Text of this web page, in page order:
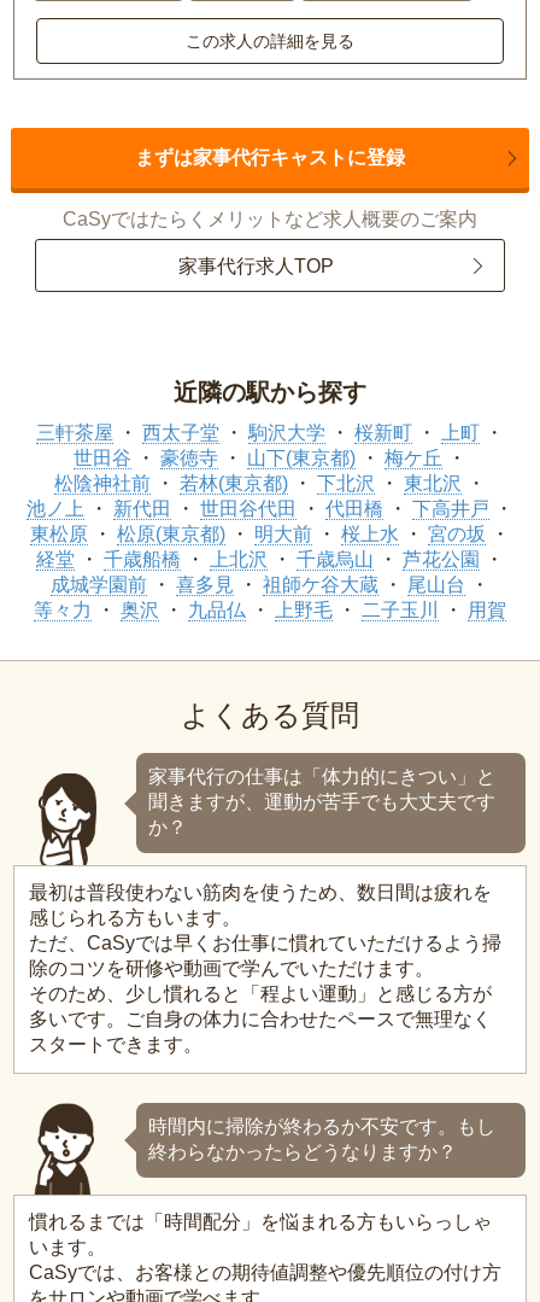
この求人の詳細を見る
まずは家事代行キャストに登録
CaSyではたらくメリットなど求人概要のご案内
家事代行求人TOP
近隣の駅から探す
三軒茶屋 西太子堂 駒沢大学 桜新町
上町
世田谷
豪徳寺 山下(東京都)
梅ケ丘
松陰神社前
若林(東京都) 下北沢
東北沢
池ノ上
新代田 世田谷代田 代田橋
下高井戸
東松原
松原(東京都) 明大前 桜上水
宮の坂
経堂
千歳船橋 上北沢 千歳烏山
芦花公園
成城学園前
喜多見 祖師ケ谷大蔵
尾山台
等々力
奥沢 九品仏 上野毛 二子玉川 用賀
よくある質問
家事代行の仕事は「体力的にきつい」と
聞きますが、運動が苦手でも大丈夫です
か？
最初は普段使わない筋肉を使うため、数日間は疲れを
感じられる方もいます。
ただ、CaSyでは早くお仕事に慣れていただけるよう掃
除のコツを研修や動画で学んでいただけます。
そのため、少し慣れると「程よい運動」と感じる方が
多いです。ご自身の体力に合わせたペースで無理なく
スタートできます。
時間内に掃除が終わるか不安です。もし
終わらなかったらどうなりますか？
慣れるまでは「時間配分」を悩まれる方もいらっしゃ
います。
CaSyでは、お客様との期待値調整や優先順位の付け方
をサロンや動画で学べます。